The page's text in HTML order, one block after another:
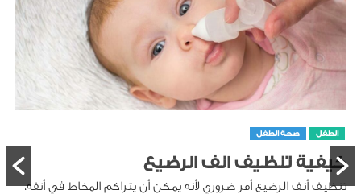
الطفل صحة الطفل
كيفية تنظيف انف الرضيع
تنظيف أنف الرضيع أمر ضروري لأنه يمكن أن يتراكم المخاط في أنفه،